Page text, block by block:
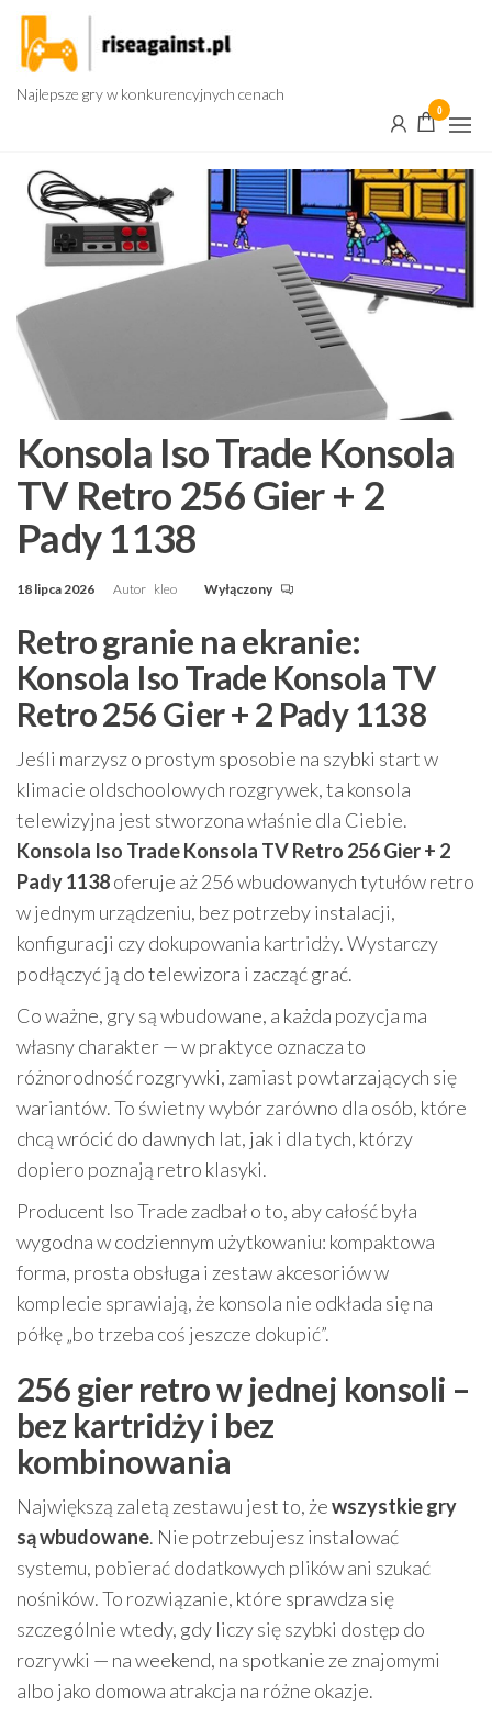
Przejdź
treści
Najlepsze gry w konkurencyjnych cenach
0
Konsola Iso Trade Konsola
TV Retro 256 Gier + 2
Pady 1138
18 lipca 2026 Autor kleo Wyłączony
Retro granie na ekranie:
Konsola Iso Trade Konsola TV
Retro 256 Gier + 2 Pady 1138
Jeśli marzysz o prostym sposobie na szybki start w
klimacie oldschoolowych rozgrywek, ta konsola
telewizyjna jest stworzona właśnie dla Ciebie.
Konsola Iso Trade Konsola TV Retro 256 Gier + 2
Pady 1138oferuje aż 256 wbudowanych tytułów retro
w jednym urządzeniu, bez potrzeby instalacji,
konfiguracji czy dokupowania kartridży. Wystarczy
podłączyć ją do telewizora i zacząć grać.
Co ważne, gry są wbudowane, a każda pozycja ma
własny charakter — w praktyce oznacza to
różnorodność rozgrywki, zamiast powtarzających się
wariantów. To świetny wybór zarówno dla osób, które
chcą wrócić do dawnych lat, jak i dla tych, którzy
dopiero poznają retro klasyki.
Producent Iso Trade zadbał o to, aby całość była
wygodna w codziennym użytkowaniu: kompaktowa
forma, prosta obsługa i zestaw akcesoriów w
komplecie sprawiają, że konsola nie odkłada się na
półkę „bo trzeba coś jeszcze dokupić”.
256 gier retro w jednej konsoli –
bez kartridży i bez
kombinowania
Największą zaletą zestawu jest to, żewszystkie gry
są wbudowane. Nie potrzebujesz instalować
systemu, pobierać dodatkowych plików ani szukać
nośników. To rozwiązanie, które sprawdza się
szczególnie wtedy, gdy liczy się szybki dostęp do
rozrywki — na weekend, na spotkanie ze znajomymi
albo jako domowa atrakcja na różne okazje.